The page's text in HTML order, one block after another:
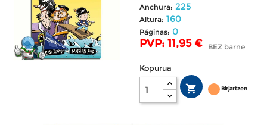
Anchura: 225
Altura: 160
Páginas: 0
PVP: 11,95 € BEZ barne
Kopurua
 Birjartzen